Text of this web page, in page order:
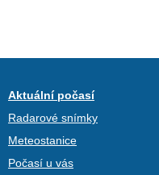
Aktuální počasí
Radarové snímky
Meteostanice
Počasí u vás